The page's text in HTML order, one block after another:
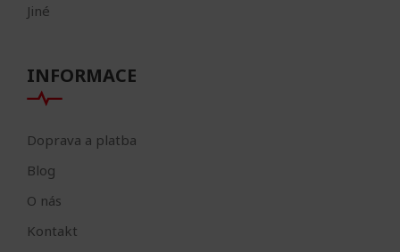
Jiné
INFORMACE
Doprava a platba
Blog
O nás
Kontakt